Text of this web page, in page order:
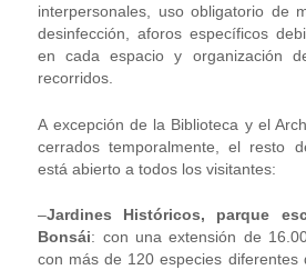
interpersonales, uso obligatorio de
desinfección, aforos específicos
en cada espacio y organización
recorridos.
A excepción de la Biblioteca y el
cerrados temporalmente, el resto
está abierto a todos los visitantes:
–Jardines Históricos, parque
Bonsái: con una extensión de
con más de 120 especies diferentes